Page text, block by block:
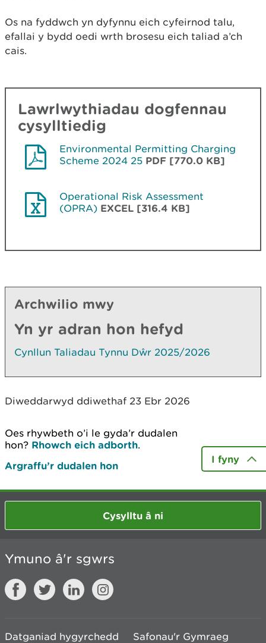
Os na fyddwch yn dyfynnu eich cyfeirnod talu,
efallai y bydd oedi wrth brosesu eich taliad a’ch
cais.
Lawrlwythiadau dogfennau
cysylltiedig
Environmental Permitting Charging
Scheme 2024 25 PDF [770.0 KB]
Operational Risk Assessment
(OPRA) EXCEL [316.4 KB]
Archwilio mwy
Yn yr adran hon hefyd
Cynllun Taliadau Tynnu Dŵr 2025/2026
Diweddarwyd ddiwethaf 23 Ebr 2026
Oes rhywbeth o’i le gyda’r dudalen
hon? Rhowch eich adborth.
Argraffu’r dudalen hon
I fyny
Cysylltu â ni
Ymuno â'r sgwrs
Datganiad hygyrchedd
Safonau'r Gymraeg